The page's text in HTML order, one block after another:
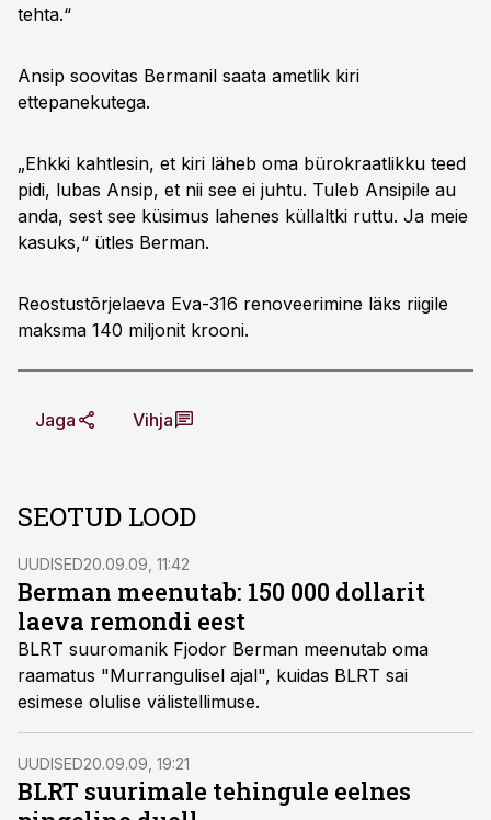
tehta.“
Ansip soovitas Bermanil saata ametlik kiri
ettepanekutega.
„Ehkki kahtlesin, et kiri läheb oma bürokraatlikku teed
pidi, lubas Ansip, et nii see ei juhtu. Tuleb Ansipile au
anda, sest see küsimus lahenes küllaltki ruttu. Ja meie
kasuks,“ ütles Berman.
Reostustõrjelaeva Eva-316 renoveerimine läks riigile
maksma 140 miljonit krooni.
Jaga Vihja
SEOTUD LOOD
UUDISED20.09.09, 11:42
Berman meenutab: 150 000 dollarit
laeva remondi eest
BLRT suuromanik Fjodor Berman meenutab oma
raamatus "Murrangulisel ajal", kuidas BLRT sai
esimese olulise välistellimuse.
UUDISED20.09.09, 19:21
BLRT suurimale tehingule eelnes